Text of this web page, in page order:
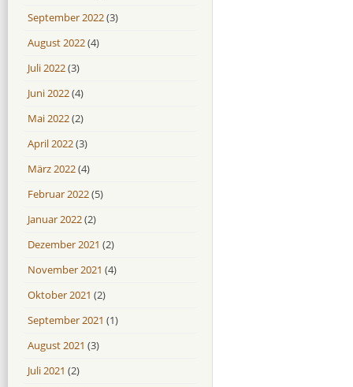
September 2022(3)
August 2022(4)
Juli 2022(3)
Juni 2022(4)
Mai 2022(2)
April 2022(3)
März 2022(4)
Februar 2022(5)
Januar 2022(2)
Dezember 2021 (2)
November 2021 (4)
Oktober 2021 (2)
September 2021 (1)
August 2021 (3)
Juli 2021 (2)